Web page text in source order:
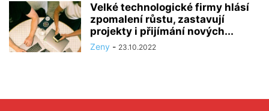
Velké technologické firmy hlásí
zpomalení růstu, zastavují
projekty i přijímání nových...
Zeny - 23.10.2022